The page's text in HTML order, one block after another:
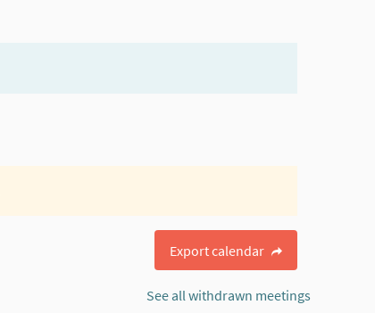
Export calendar
See all withdrawn meetings